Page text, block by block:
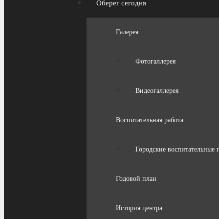
Оберег сегодня
Галерея
Фотогаллерея
Видеогаллерея
Воспитательная работа
Городские воспитательные
Годовой план
История центра